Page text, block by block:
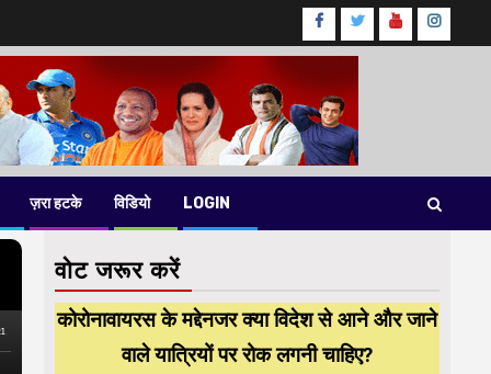
Facebook
TwitterYoutube
ज़रा हटके विडियो LOGIN
वोट जरूर करें
कोरोनावायरस के मद्देनजर क्या विदेश से आने और जाने
वाले यात्रियों पर रोक लगनी चाहिए?